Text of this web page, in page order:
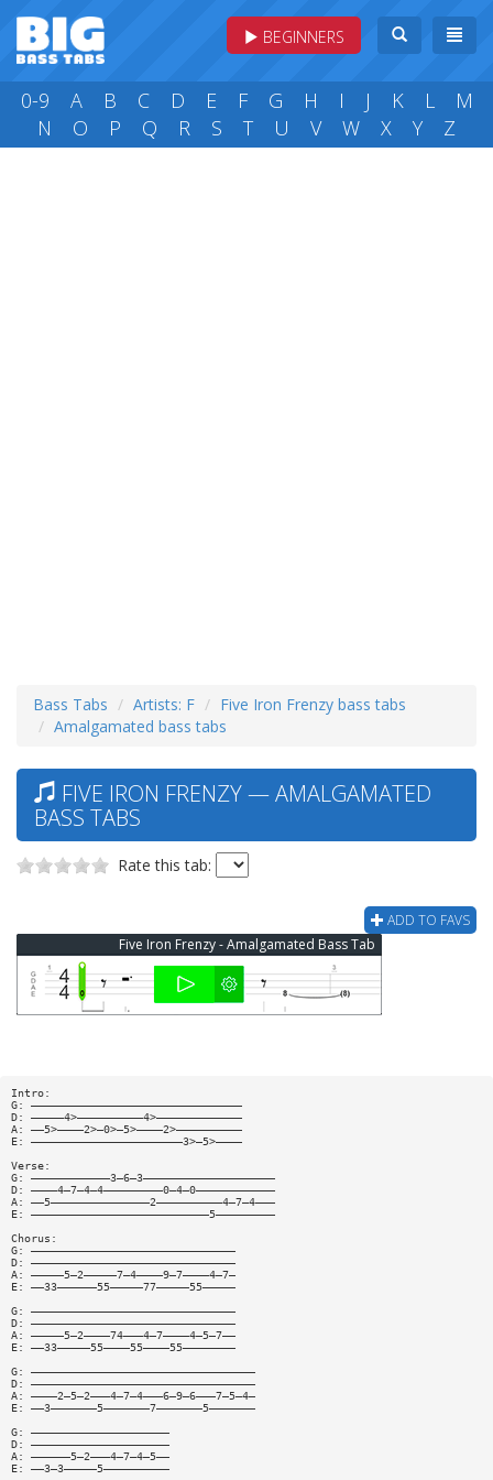
BEGINNERS
0-9 A B C D E F G H I J K L
M
N
O P Q R S T U V W X Y Z
Bass Tabs Artists: F
Five Iron Frenzy bass tabs
Amalgamated bass tabs
FIVE IRON FRENZY — AMALGAMATED
BASS TABS
Rate this tab:
ADD TO FAVS
Five Iron Frenzy - Amalgamated Bass Tab
Intro:
G: ————————————————————————————————
D: —————4>——————————4>—————————————
A: ——5>————2>—0>—5>————2>——————————
E: ———————————————————————3>—5>————
Verse:
G: ————————————3—6—3————————————————————
D: ————4—7—4—4—————————0—4—0————————————
A: ——5———————————————2——————————4—7—4———
E: ———————————————————————————5—————————
Chorus:
G: ———————————————————————————————
D: ———————————————————————————————
A: —————5—2—————7—4————9—7————4—7—
E: ——33——————55—————77—————55—————
G: ———————————————————————————————
D: ———————————————————————————————
A: —————5—2————74———4—7————4—5—7——
E: ——33—————55————55————55————————
G: ——————————————————————————————————
D: ——————————————————————————————————
A: ————2—5—2———4—7—4———6—9—6———7—5—4—
E: ——3———————5———————7———————5———————
G: —————————————————————
D: —————————————————————
A: ——————5—2———4—7—4—5——
E: ——3—3—————5——————————